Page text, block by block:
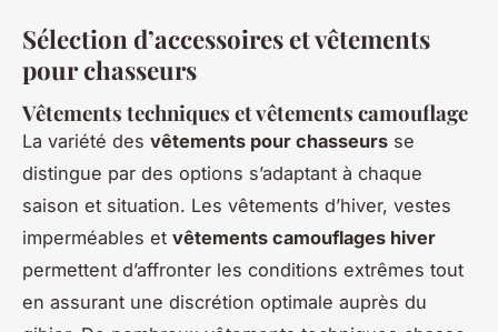
Sélection d’accessoires et vêtements
pour chasseurs
Vêtements techniques et vêtements camouflage
La variété des vêtements pour chasseurs se
distingue par des options s’adaptant à chaque
saison et situation. Les vêtements d’hiver, vestes
imperméables et vêtements camouflages hiver
permettent d’affronter les conditions extrêmes tout
en assurant une discrétion optimale auprès du